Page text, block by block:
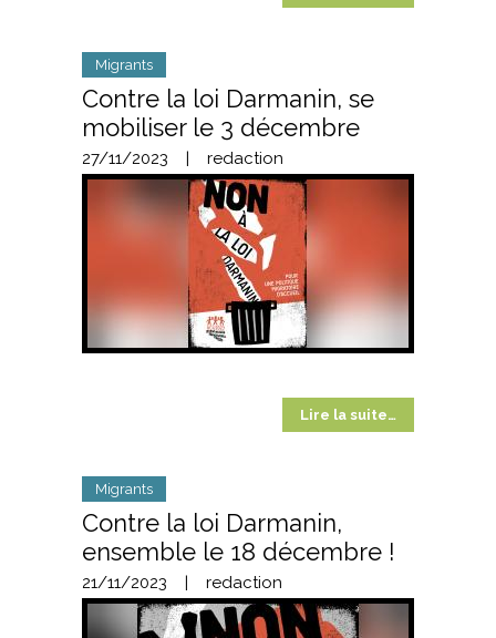
Migrants
Contre la loi Darmanin, se
mobiliser le 3 décembre
27/11/2023 | redaction
Lire la suite…
Migrants
Contre la loi Darmanin,
ensemble le 18 décembre !
21/11/2023 | redaction